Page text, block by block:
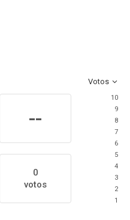
Votos
--
0
votos
10
9
8
7
6
5
4
3
2
1